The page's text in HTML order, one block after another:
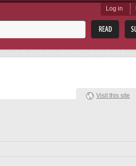
Log in
Visit this site